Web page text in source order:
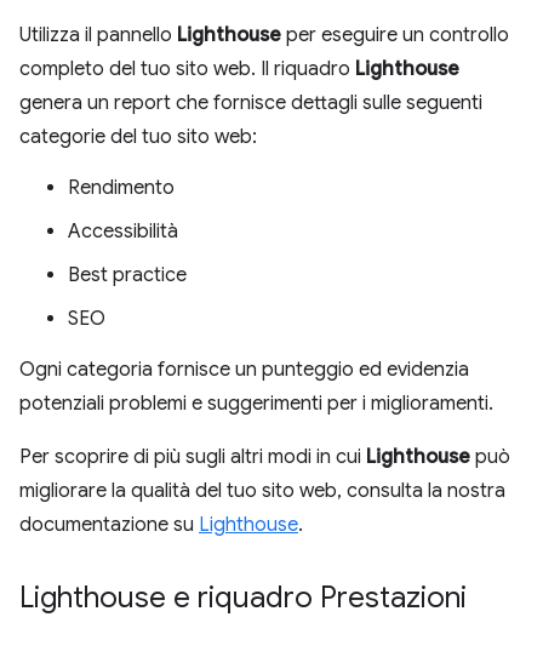
Utilizza il pannello Lighthouse per eseguire un controllo
completo del tuo sito web. Il riquadro Lighthouse
genera un report che fornisce dettagli sulle seguenti
categorie del tuo sito web:
Rendimento
Accessibilità
Best practice
SEO
Ogni categoria fornisce un punteggio ed evidenzia
potenziali problemi e suggerimenti per i miglioramenti.
Per scoprire di più sugli altri modi in cui Lighthouse può
migliorare la qualità del tuo sito web, consulta la nostra
documentazione su Lighthouse.
Lighthouse e riquadro Prestazioni